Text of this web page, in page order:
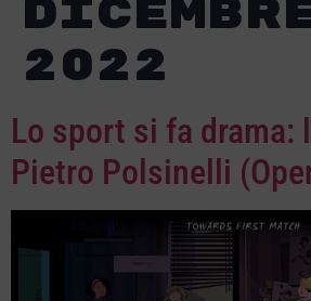
2022
Lo sport si fa drama:
Pietro Polsinelli